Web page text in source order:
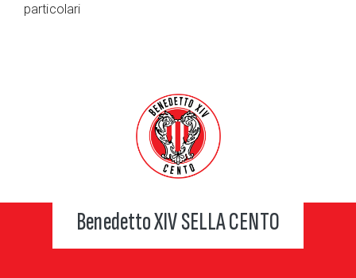
particolari
Benedetto XIV SELLA CENTO